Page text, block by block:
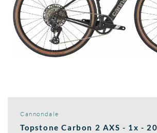
Cannondale
Topstone Carbon 2 AXS - 1x -